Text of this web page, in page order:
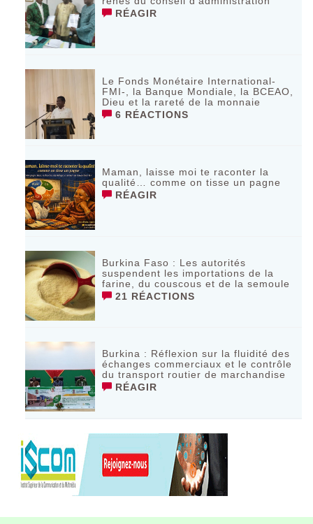
RÉAGIR
Le Fonds Monétaire International-
FMI-, la Banque Mondiale, la BCEAO,
Dieu et la rareté de la monnaie
6 RÉACTIONS
Maman, laisse moi te raconter la
qualité… comme on tisse un pagne
RÉAGIR
Burkina Faso : Les autorités
suspendent les importations de la
farine, du couscous et de la semoule
21 RÉACTIONS
Burkina : Réflexion sur la fluidité des
échanges commerciaux et le contrôle
du transport routier de marchandise
RÉAGIR